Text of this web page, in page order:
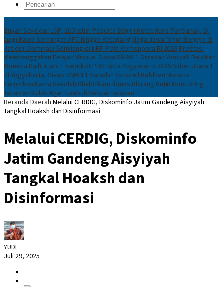
Bukan Sekedar LOP, 200 lebih Peserta Banjiri Hotel Haris Pontianak, Dr
Luigi Bawa Semangat AFC hingga Ketapang Naga Jawa Timur Berjaya di
Jatidiri: Dominasi Gemilang di KRP Piala Kemenpora RI 2026 Prestasi
Membanggakan Pelajar Madiun: Siswa SMAN 1 Saradan Youxcell Beldhen
Moneza Raih Juara 1 Kejurkot PBSI Kota Yogyakarta 2026Sabet Juara 1
di Yogyakarta, Siswa SMAN 1 Saradan Youxcell Beldhen Moneza
Harumkan Nama Sekolah Bhabinkamtibmas Blarang Rutin Monitoring
Tanaman Kubis Agar Tumbuh Sesuai Harapan
Beranda Daerah Melalui CERDIG, Diskominfo Jatim Gandeng Aisyiyah
Tangkal Hoaksh dan Disinformasi
Melalui CERDIG, Diskominfo
Jatim Gandeng Aisyiyah
Tangkal Hoaksh dan
Disinformasi
YUDI
Juli 29, 2025